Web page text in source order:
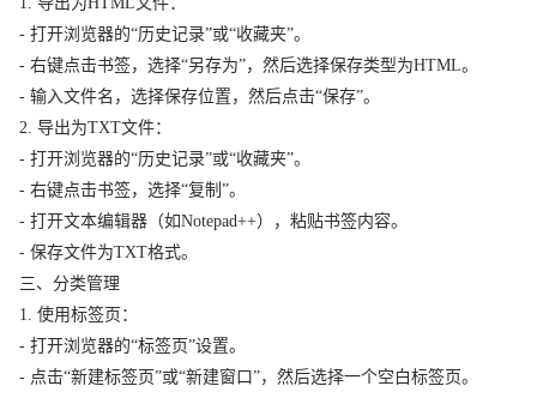
- 打开浏览器的“历史记录”或“收藏夹”。
- 右键点击书签，选择“另存为”，然后选择保存类型为HTML。
- 输入文件名，选择保存位置，然后点击“保存”。
2. 导出为TXT文件：
- 打开浏览器的“历史记录”或“收藏夹”。
- 右键点击书签，选择“复制”。
- 打开文本编辑器（如Notepad++），粘贴书签内容。
- 保存文件为TXT格式。
三、分类管理
1. 使用标签页：
- 打开浏览器的“标签页”设置。
- 点击“新建标签页”或“新建窗口”，然后选择一个空白标签页。